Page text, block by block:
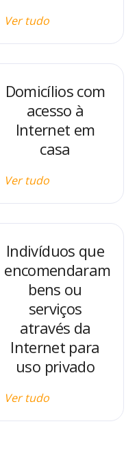
Ver tudo
Domicílios com
acesso à
Internet em
casa
Ver tudo
Indivíduos que
encomendaram
bens ou
serviços
através da
Internet para
uso privado
Ver tudo